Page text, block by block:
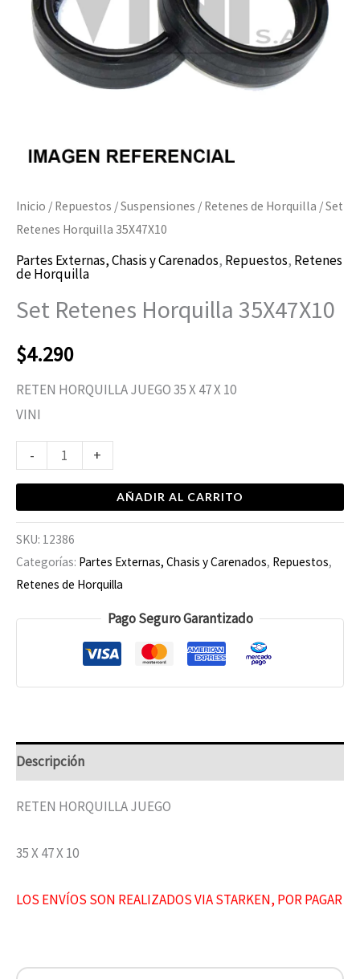
Inicio / Repuestos /Suspensiones / Retenes de Horquilla / Set
Retenes Horquilla 35X47X10
Partes Externas, Chasis y Carenados, Repuestos, Retenes
de Horquilla
Set Retenes Horquilla 35X47X10
$4.290
RETEN HORQUILLA JUEGO 35 X 47 X 10
VINI
- +
AÑADIR AL CARRITO
SKU: 12386
Categorías: Partes Externas, Chasis y Carenados, Repuestos,
Retenes de Horquilla
Pago Seguro Garantizado
Descripción
RETEN HORQUILLA JUEGO
35 X 47 X 10
LOS ENVÍOS SON REALIZADOS VIA STARKEN, POR PAGAR